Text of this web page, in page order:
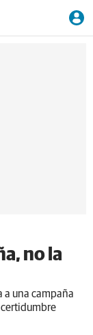
no la
a una campaña